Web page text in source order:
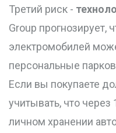
Третий риск -
Group прогнозирует,
электромобилей
персональные
Если вы покупаете
учитывать, что через
личном хранении